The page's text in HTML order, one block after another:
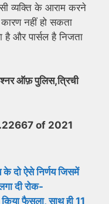
व्यक्ति के आराम करने
नहीं हो सकता
और पार्सल है निजता
ऑफ़ पुलिस,त्रिची
of 2021
दो ऐसे निर्णय जिसमें
दी रोक-
किया फैसला, साथ ही 11